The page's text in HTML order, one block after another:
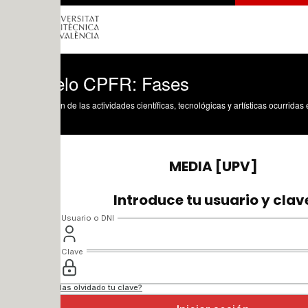
CPFR: Fases
de las actividades científicas, tecnológicas y artísticas ocurridas en los tres